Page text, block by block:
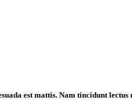
est mattis. Nam tincidunt lectus